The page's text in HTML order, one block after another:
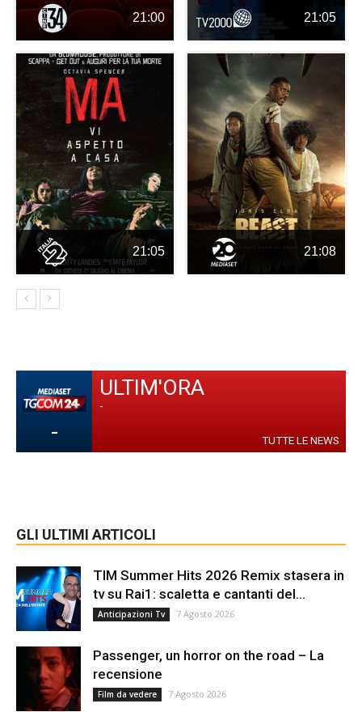
21:00 21:05
21:05 21:08
-
ULTIM'ORA
-
TUTTE LE NEWS
GLI ULTIMI ARTICOLI
TIM Summer Hits 2026 Remix stasera in
tv su Rai1: scaletta e cantanti del...
Anticipazioni Tv 7 Agosto 2026
Passenger, un horror on the road – La
recensione
Film da vedere 7 Agosto 2026